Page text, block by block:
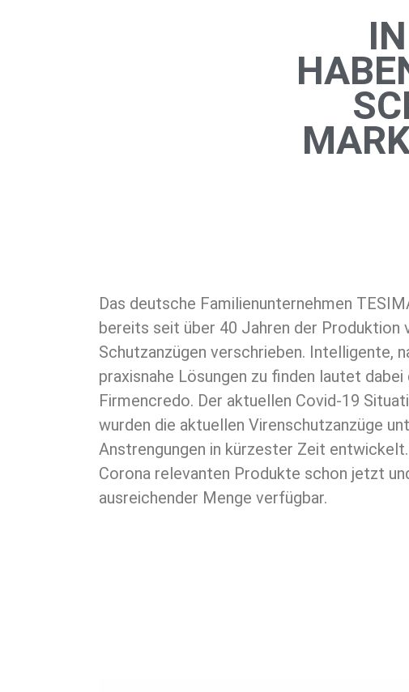
Das deutsche Familienunternehmen
bereits seit über 40 Jahren der Produktion
Schutzanzügen verschrieben. Intelligente,
praxisnahe Lösungen zu finden lautet dabei
Firmencredo. Der aktuellen Covid-19
wurden die aktuellen Virenschutzanzüge
Anstrengungen in kürzester Zeit
Corona relevanten Produkte schon jetzt
ausreichender Menge verfügbar.